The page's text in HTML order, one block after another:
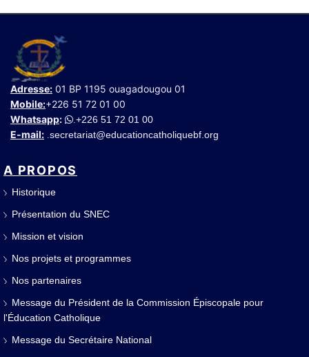
Adresse: 01 BP 1195 ouagadougou 01
Mobile:+226 51 72 01 00
Whatsapp: +226 51 72 01 00
E-mail: secretariat@educationcatholiquebf.org
A PROPOS
Historique
Présentation du SNEC
Mission et vision
Nos projets et programmes
Nos partenaires
Message du Président de la Commission Épiscopale pour
l'Éducation Catholique
Message du Secrétaire National